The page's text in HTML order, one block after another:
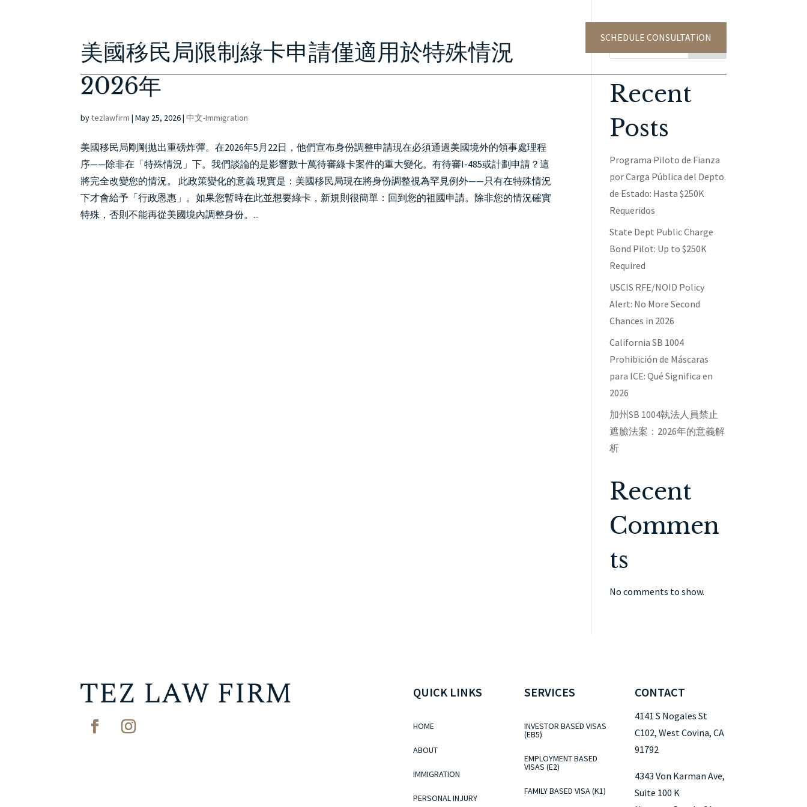
SCHEDULE CONSULTATiON
美國移民局限制綠卡申請僅適用於特殊情況
2026年
bytezlawfirm |May 25, 2026|中文-Immigration
美國移民局剛剛拋出重磅炸彈。在2026年5月22日，他們宣布身份調整申請現在必須通過美國境外的領事處理程
序——除非在「特殊情況」下。我們談論的是影響數十萬待審綠卡案件的重大變化。有待審I-485或計劃申請？這
將完全改變您的情況。 此政策變化的意義 現實是：美國移民局現在將身份調整視為罕見例外——只有在特殊情況
下才會給予「行政恩惠」。如果您暫時在此並想要綠卡，新規則很簡單：回到您的祖國申請。除非您的情況確實
特殊，否則不能再從美國境內調整身份。...
Recent
Posts
Programa Piloto de Fianza
por Carga Pública del Depto.
de Estado: Hasta $250K
Requeridos
State Dept Public Charge
Bond Pilot: Up to $250K
Required
USCIS RFE/NOID Policy
Alert: No More Second
Chances in 2026
California SB 1004
Prohibición de Máscaras
para ICE: Qué Significa en
2026
加州SB 1004執法人員禁止
遮臉法案：2026年的意義解
析
Recent
Commen
ts
No comments to show.
QUICK LINKS
HOME
ABOUT
IMMIGRATION
PERSONAL INJURY
SERVICES
INVESTOR BASED VISAS
(EB5)
EMPLOYMENT BASED
VISAS (E2)
FAMILY BASED VISA (K1)
CONTACT
4141 S Nogales St
C102, West Covina, CA
91792
4343 Von Karman Ave,
Suite 100 K